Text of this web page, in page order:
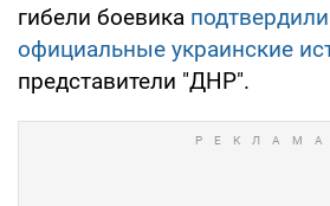
гибели боевика
официальные украинские
представители "ДНР".